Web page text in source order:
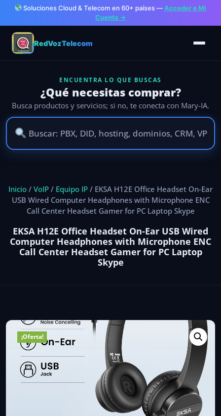
Soluciones Cloud & Telecom en 60+ países — Acceder a Mi
Cuenta →
RedVozTelecom
ENCUENTRA LO QUE BUSCAS
¿Qué necesitas comprar?
Busca productos y servicios; si no, te conecta con Mary-IA.
contenido
Inicio / VoIP / Equipo IP / EKSA H12E Office Headset On-Ear
USB Wired Computer Headphones with Microphone ENC
Call Center Headset Gamer for PC Laptop Skype
EKSA H12E Office Headset On-Ear USB Wired
Computer Headphones with Microphone ENC
Call Center Headset Gamer for PC Laptop
Skype
¡Oferta!